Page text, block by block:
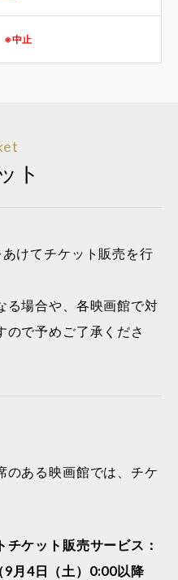
※中止
ト
けてチケット販売を行
る場合や、各映画館で対
ので予めご了承くださ
のある映画館では、チケ
チケット販売サービス：
月4日（土）0:00以降